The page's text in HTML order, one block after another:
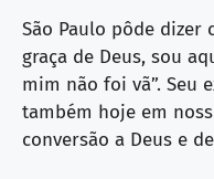
São Paulo pôde dizer
graça de Deus, sou
mim não foi vã”. Seu
também hoje em
conversão a Deus e